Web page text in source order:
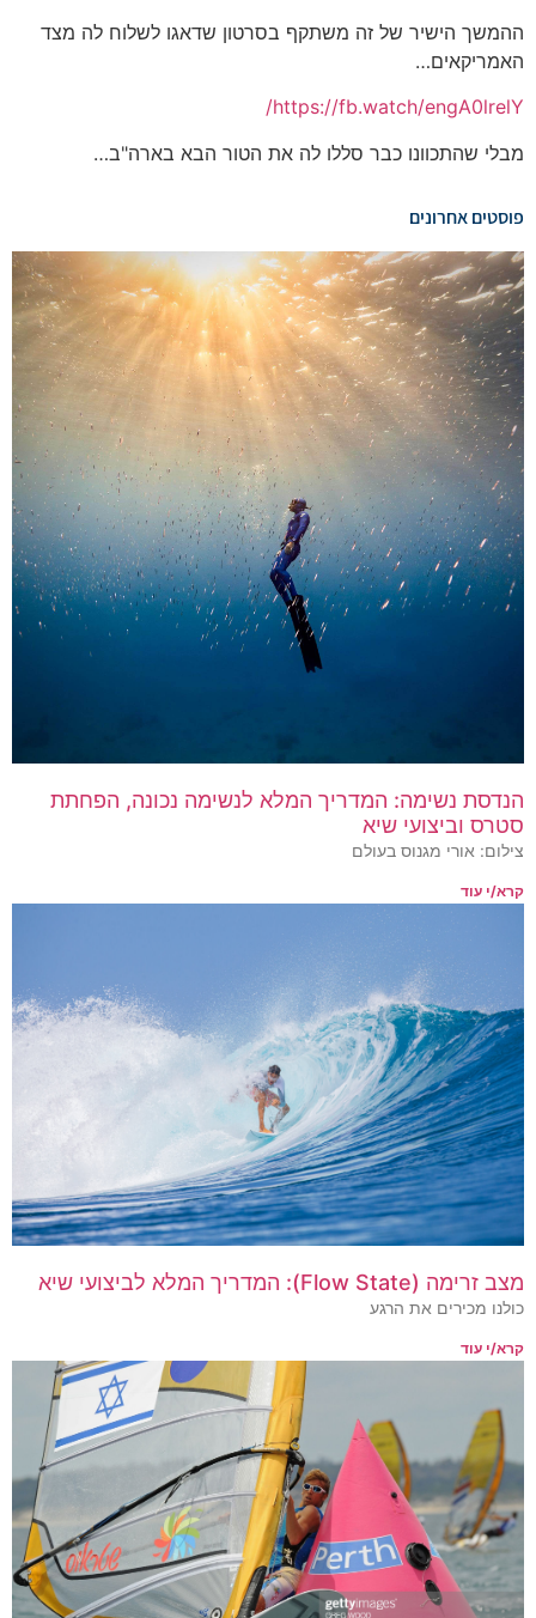
ההמשך הישיר של זה משתקף בסרטון שדאגו לשלוח לה מצד
האמריקאים…
https://fb.watch/engA0lrelY/
מבלי שהתכוונו כבר סללו לה את הטור הבא בארה"ב…
פוסטים אחרונים
הנדסת נשימה: המדריך המלא לנשימה נכונה, הפחתת
סטרס וביצועי שיא
צילום: אורי מגנוס בעולם
קרא/י עוד
מצב זרימה (Flow State): המדריך המלא לביצועי שיא
כולנו מכירים את הרגע
קרא/י עוד